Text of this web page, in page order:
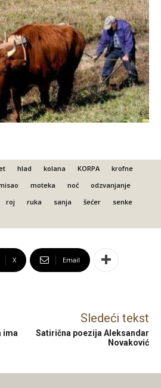
hlad kolana KORPA
krofne
moteka noć
odzvanjanje
roj ruka sanja šećer
senke
X Email
ima
Sledeći tekst
Satirična poezija Aleksandar
Novaković